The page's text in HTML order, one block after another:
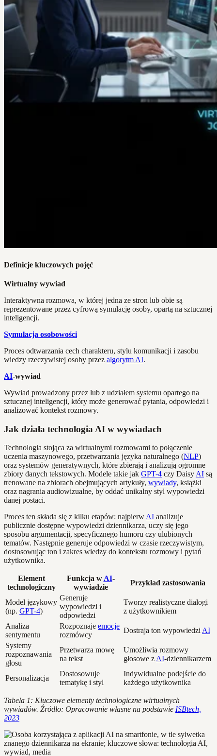
Definicje kluczowych pojęć
Wirtualny wywiad
Interaktywna rozmowa, w której jedna ze stron lub obie są
reprezentowane przez cyfrową symulację osoby, opartą na sztucznej
inteligencji.
Symulacja osobowości
Proces odtwarzania cech charakteru, stylu komunikacji i zasobu
wiedzy rzeczywistej osoby przez algorytm AI.
AI-wywiad
Wywiad prowadzony przez lub z udziałem systemu opartego na
sztucznej inteligencji, który może generować pytania, odpowiedzi i
analizować kontekst rozmowy.
Jak działa technologia AI w wywiadach
Technologia stojąca za wirtualnymi rozmowami to połączenie
uczenia maszynowego, przetwarzania języka naturalnego (NLP)
oraz systemów generatywnych, które zbierają i analizują ogromne
zbiory danych tekstowych. Modele takie jak GPT-4 czy Daisy AI są
trenowane na zbiorach obejmujących artykuły, wywiady, książki
oraz nagrania audiowizualne, by oddać unikalny styl wypowiedzi
danej postaci.
Proces ten składa się z kilku etapów: najpierw AI analizuje
publicznie dostępne wypowiedzi dziennikarza, uczy się jego
sposobu argumentacji, specyficznego humoru czy ulubionych
tematów. Następnie generuje odpowiedzi w czasie rzeczywistym,
dostosowując ton i zakres wiedzy do kontekstu rozmowy i pytań
użytkownika.
Element
technologiczny
Funkcja w AI-
wywiadzie
Przykład zastosowania
Model językowy
(np. GPT-4)
Generuje
wypowiedzi i
odpowiedzi
Tworzy realistyczne dialogi
z użytkownikiem
Analiza
sentymentu
Rozpoznaje emocje
rozmówcy
Dostraja ton wypowiedzi AI
Systemy
rozpoznawania
głosu
Przetwarza mowę
na tekst
Umożliwia rozmowy
głosowe z AI-dziennikarzem
Personalizacja
Dostosowuje
tematykę i styl
Indywidualne podejście do
każdego użytkownika
Tabela 1: Kluczowe elementy technologiczne wirtualnych
wywiadów. Źródło: Opracowanie własne na podstawie ISBtech,
2023